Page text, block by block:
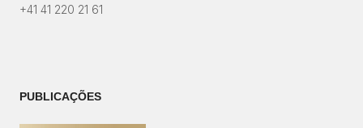
+41 41 220 21 61
PUBLICAÇÕES